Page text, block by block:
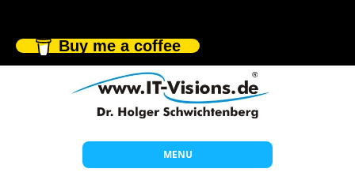
Buy me a coffee
MENU